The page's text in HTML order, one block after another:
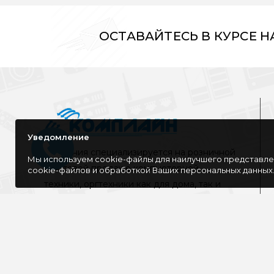
ОСТАВАЙТЕСЬ В КУРСЕ
Компания специализируется на розничной
и оптовой продаже компьютерной
техники, оргтехники как для дома, так и
Уведомление
Мы используем cookie-файлы для наилучшего
cookie-файлов и обработкой Ваших персональных данных.